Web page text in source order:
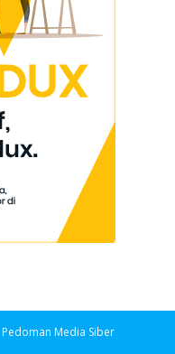
Pedoman Media Siber